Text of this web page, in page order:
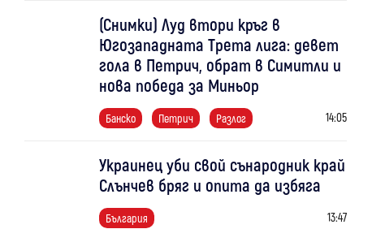
(Снимки) Луд втори кръг в
Югозападната Трета лига: девет
гола в Петрич, обрат в Симитли и
нова победа за Миньор
Банско Петрич Разлог 14:05
Украинец уби свой сънародник край
Слънчев бряг и опита да избяга
България 13:47